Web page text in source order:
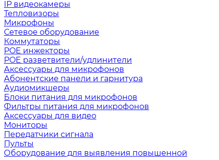
IP видеокамеры
Тепловизоры
Микрофоны
Сетевое оборудование
Коммутаторы
POE инжекторы
POE разветвители/удлинители
Аксессуары для микрофонов
Абонентские панели и гарнитура
Аудиомикшеры
Блоки питания для микрофонов
Фильтры питания для микрофонов
Аксессуары для видео
Мониторы
Передатчики сигнала
Пульты
Оборудование для выявления повышенной